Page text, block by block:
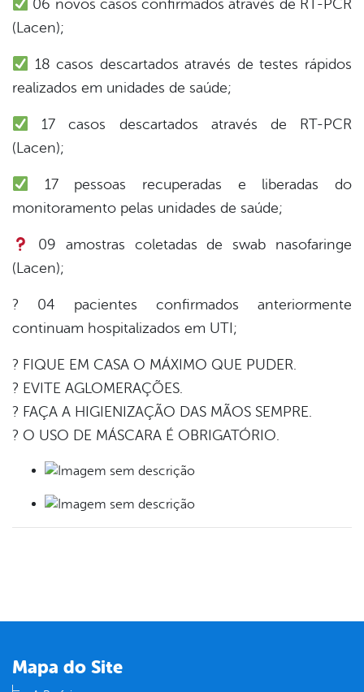
06 novos casos confirmados através de RT-PCR
(Lacen);
18 casos descartados através de testes rápidos
realizados em unidades de saúde;
17 casos descartados através de RT-PCR
(Lacen);
17 pessoas recuperadas e liberadas do
monitoramento pelas unidades de saúde;
09 amostras coletadas de swab nasofaringe
(Lacen);
? 04 pacientes confirmados anteriormente
continuam hospitalizados em UTI;
? FIQUE EM CASA O MÁXIMO QUE PUDER.
? EVITE AGLOMERAÇÕES.
? FAÇA A HIGIENIZAÇÃO DAS MÃOS SEMPRE.
? O USO DE MÁSCARA É OBRIGATÓRIO.
Mapa do Site